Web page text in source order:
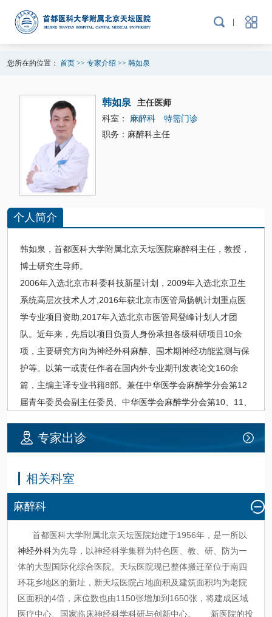
您所在的位置： 首页>> 专家介绍 >> 韩如泉
韩如泉
主任医师
科室： 麻醉科
特需门诊
职务：麻醉科主任
个人简介
韩如泉 ，首都医科大学附属北京天坛医院麻醉科主任，教授，
博士研究生导师。
2006年入选北京市科委科技新星计划，2009年入选北京卫生
系统高层次技术人才,2016年获北京市医管局扬帆计划重点医
学专业项目资助,2017年入选北京市医管局登峰计划人才团
队。近年来，先后以项目负责人身份承担各级科研项目10余
项，主要研究方向为神经外科麻醉、围术期神经功能监测与保
护等。以第一或责任作者在国内外专业期刊发表论文160余
篇，主编主译专业书籍8部。兼任中华医学会麻醉学分会第12
届青年委员会副主任委员、中华医学会麻醉学分会第10、11、
碍分会副主任委员，北京医学会麻醉学分会第10、11届常务委
员，第12、13届副主任委员兼秘书、北京医师协会麻醉专科医
师分会副会长、北京生理科学会副理事长、首都医科大学麻醉
学系副主任、《中华麻醉学杂志》、《国际麻醉学与复苏杂
志》、《临床麻醉学杂志》、《Journal of Neurosurgical
Anesthesiology》编委等职。
专家出诊
相关科室
麻醉科
首都医科大学附属北京天坛医院始建于1956年，是一所以
神经外科为先导，以神经科学集群为特色医、教、研、防为一
体的大型国际化综合医院。天坛医院现已整体搬迁至位于南四
环花乡地区的新址，新天坛医院占地面积及建筑面积均为老院
区面积的4倍，床位数也由1150张增加到1650张，将建成区域
医疗中心、国家临床神经科学科研与创新中心。 新医院的投